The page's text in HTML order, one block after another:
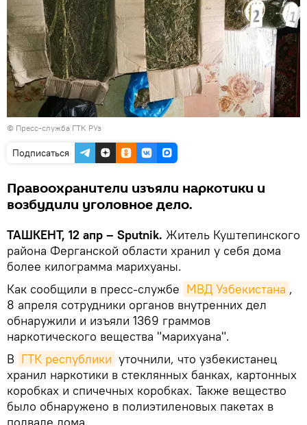
© Пресс-служба ГТК РУз
Подписаться
Правоохранители изъяли наркотики и
возбудили уголовное дело.
ТАШКЕНТ, 12 апр – Sputnik. Житель Куштепинского
района Ферганской области хранил у себя дома
более килограмма марихуаны.
Как сообщили в пресс-службе МВД Узбекистана ,
8 апреля сотрудники органов внутренних дел
обнаружили и изъяли 1369 граммов
наркотического вещества "марихуана".
В ГТК республики уточнили, что узбекистанец
хранил наркотики в стеклянных банках, картонных
коробках и спичечных коробках. Также вещество
было обнаружено в полиэтиленовых пакетах в
подвале дома.